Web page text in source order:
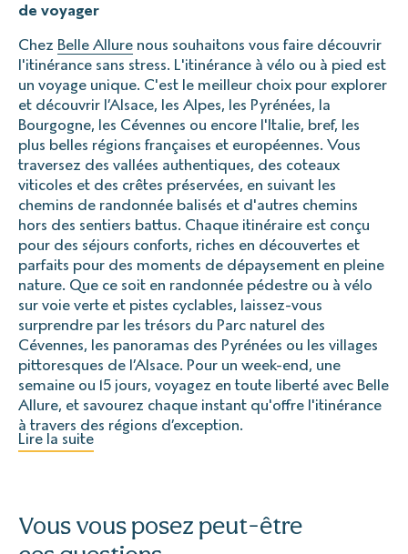
de voyager
Chez Belle Allure nous souhaitons vous faire découvrir
l'itinérance sans stress. L'itinérance à vélo ou à pied est
un voyage unique. C'est le meilleur choix pour explorer
et découvrir l’Alsace, les Alpes, les Pyrénées, la
Bourgogne, les Cévennes ou encore l'Italie, bref, les
plus belles régions françaises et européennes. Vous
traversez des vallées authentiques, des coteaux
viticoles et des crêtes préservées, en suivant les
chemins de randonnée balisés et d'autres chemins
hors des sentiers battus. Chaque itinéraire est conçu
pour des séjours conforts, riches en découvertes et
parfaits pour des moments de dépaysement en pleine
nature. Que ce soit en randonnée pédestre ou à vélo
sur voie verte et pistes cyclables, laissez-vous
surprendre par les trésors du Parc naturel des
Cévennes, les panoramas des Pyrénées ou les villages
pittoresques de l’Alsace. Pour un week-end, une
semaine ou 15 jours, voyagez en toute liberté avec Belle
Allure, et savourez chaque instant qu'offre l'itinérance
à travers des régions d’exception.
Lire la suite
Vous vous posez peut-être